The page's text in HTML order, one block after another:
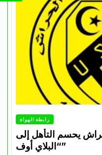
رابطة الهواة
يحسم التأهل إلى
“البلاي أوف”